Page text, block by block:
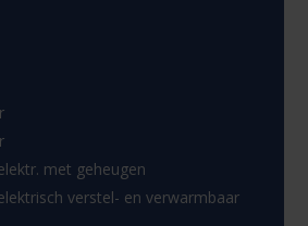
met geheugen
verstel- en verwarmbaar